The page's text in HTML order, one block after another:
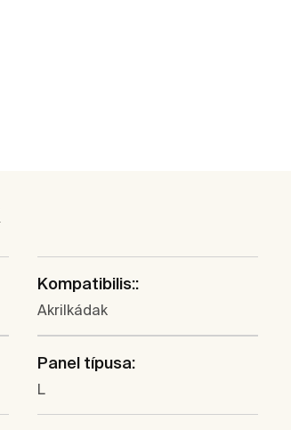
Kompatibilis::
Akrilkádak
Panel típusa:
L